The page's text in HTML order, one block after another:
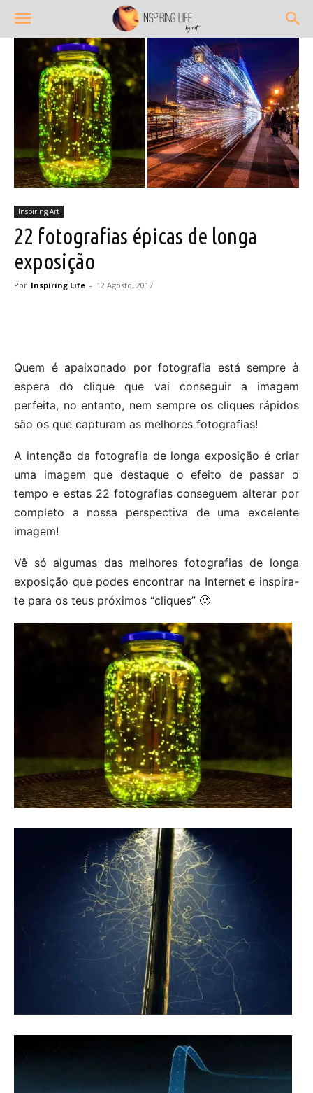
Inspiring Art
22 fotografias épicas de longa
exposição
Por Inspiring Life - 12 Agosto, 2017
Quem é apaixonado por fotografia está sempre à
espera do clique que vai conseguir a imagem
perfeita, no entanto, nem sempre os cliques rápidos
são os que capturam as melhores fotografias!
A intenção da fotografia de longa exposição é criar
uma imagem que destaque o efeito de passar o
tempo e estas 22 fotografias conseguem alterar por
completo a nossa perspectiva de uma excelente
imagem!
Vê só algumas das melhores fotografias de longa
exposição que podes encontrar na Internet e inspira-
te para os teus próximos “cliques” 🙂